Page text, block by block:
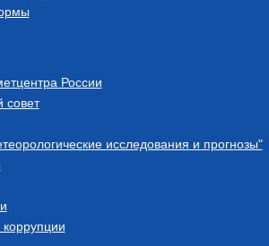
России
совет
исследования и прогнозы"